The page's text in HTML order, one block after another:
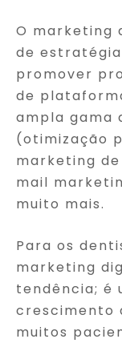
O marketing
de
promover
de
ampla gama
(otimização
marketing
mail
muito mais.
Para os
marketing
tendência; é
crescimento
muitos